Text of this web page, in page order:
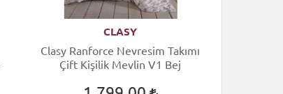
CLASY
Clasy Ranforce Nevresim Takımı
Çift Kişilik Mevlin V1 Bej